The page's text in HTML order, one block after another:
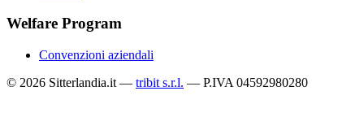
Welfare Program
Convenzioni aziendali
© 2026 Sitterlandia.it — tribit s.r.l. — P.IVA 04592980280